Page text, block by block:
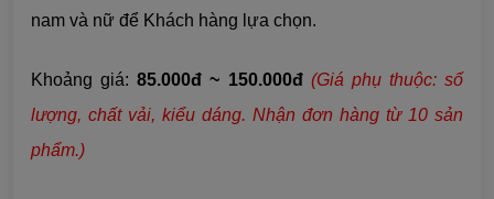
nam và nữ để Khách hàng lựa chọn.
Khoảng giá:85.000đ ~ 150.000đ (Giá phụ thuộc: số
lượng, chất vải, kiểu dáng. Nhận đơn hàng từ 10 sản
phẩm.)